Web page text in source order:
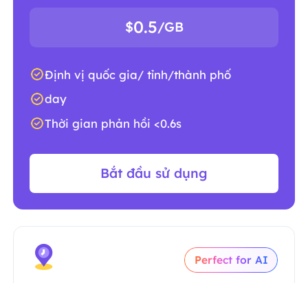
$0.5/GB
Định vị quốc gia/ tỉnh/thành phố
day
Thời gian phản hồi <0.6s
Bắt đầu sử dụng
Perfect for AI